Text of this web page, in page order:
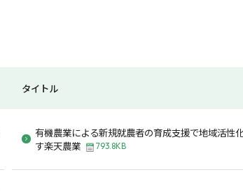
タイトル
有機農業による新規就農者の育成支援で地域活性
す楽天農業
793.8KB